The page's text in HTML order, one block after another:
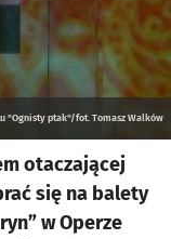
"Ognisty ptak"/fot. Tomasz Walków
otaczającej
się na balety
w Operze